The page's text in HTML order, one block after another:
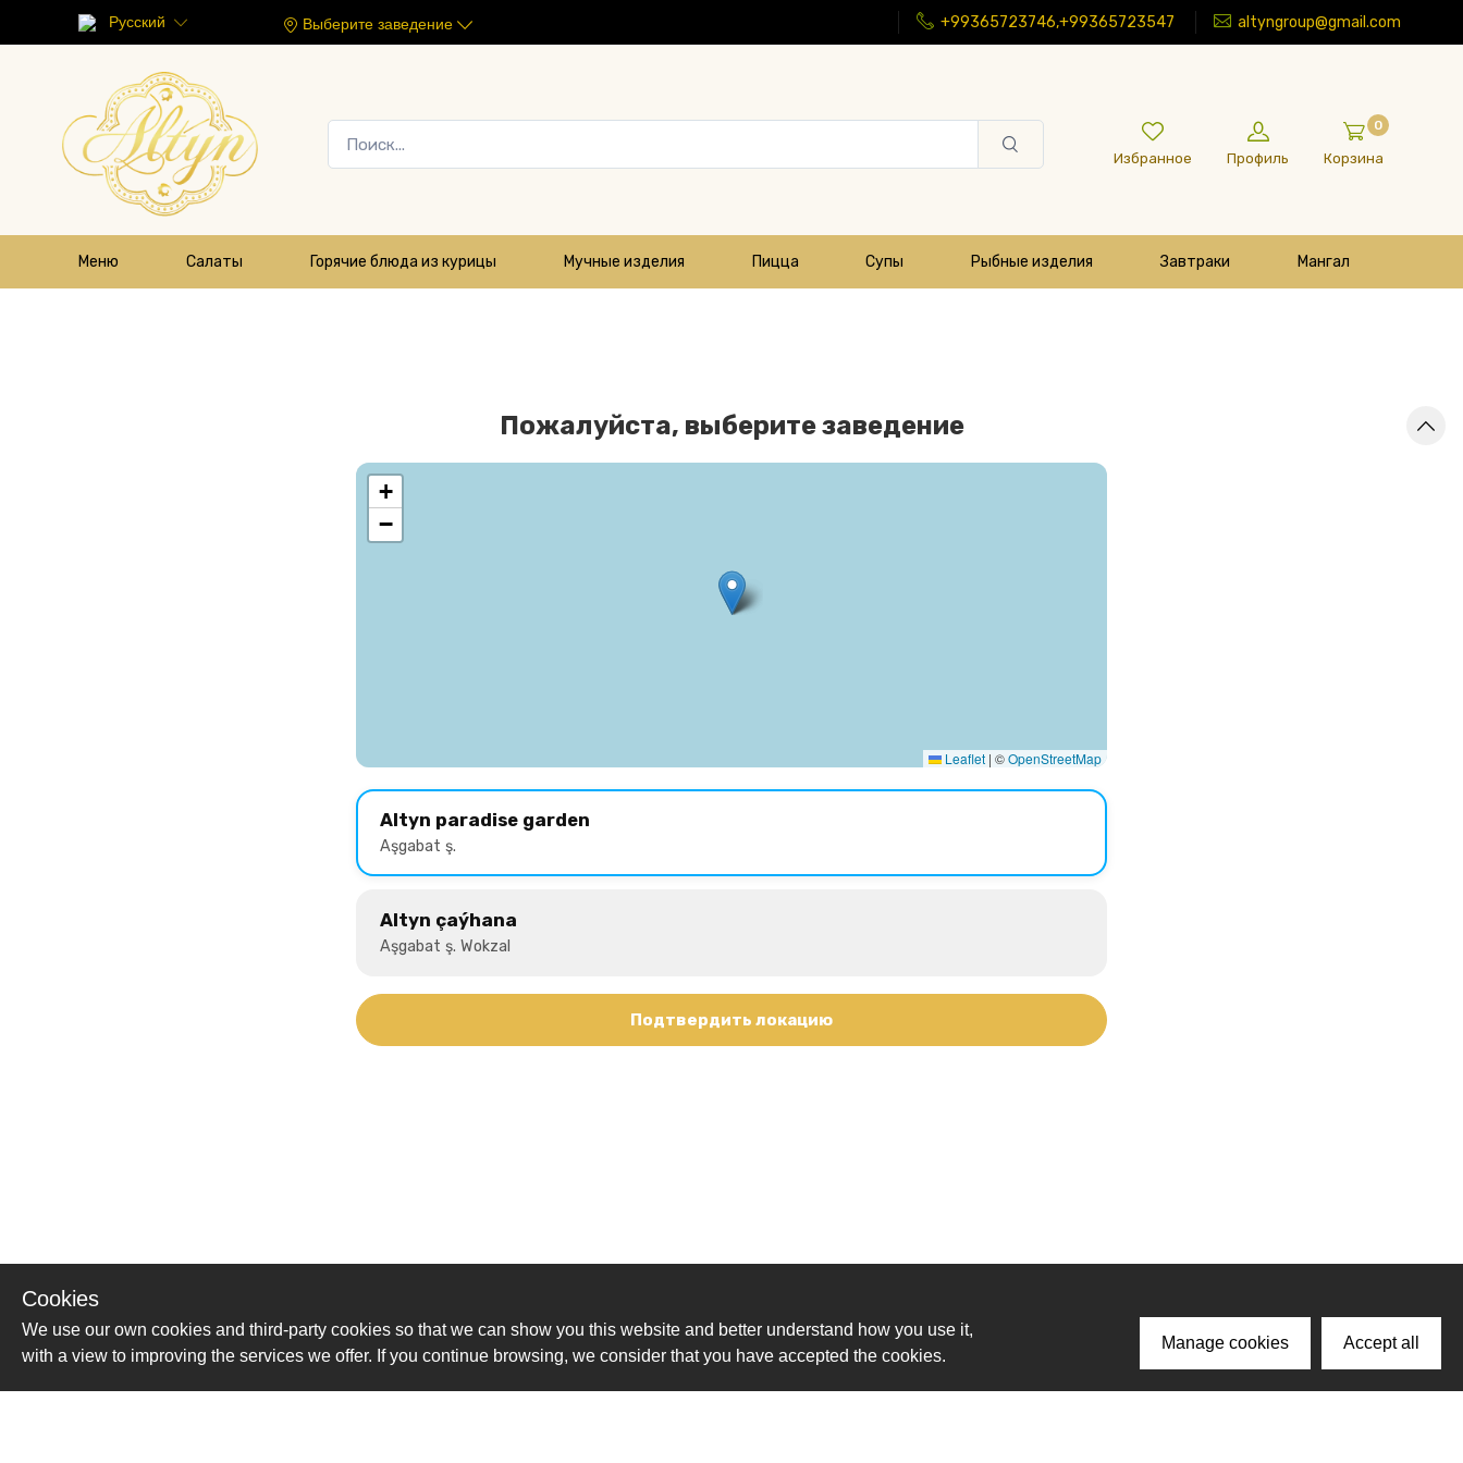
Русский Выберите заведение +99365723746,+99365723547 altyngroup@gmail.com
Избранное Профиль
0
Корзина
Меню Салаты Горячие блюда из курицы Мучные изделия Пицца Супы Рыбные изделия Завтраки Мангал
Пожалуйста, выберите заведение
+
−
Leaflet | ©OpenStreetMap
Altyn paradise garden
Aşgabat ş.
Altyn çaýhana
Aşgabat ş. Wokzal
Подтвердить локацию
Cookies
We use our own cookies and third-party cookies so that we can show you this website and better understand how you use it,
with a view to improving the services we offer. If you continue browsing, we consider that you have accepted the cookies.
Manage cookies Accept all